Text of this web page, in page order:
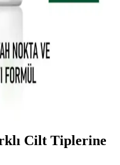
vücut yıkama jeli,
ve nemlendirici etkileriyle
etkili bir temizlik ürünüdür.
Yıkama Jeli: Doğal
ve Kullanımı
Jeli, doğal içeriklerle akne
Cilt Tiplerine